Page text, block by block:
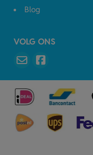
Blog
VOLG ONS